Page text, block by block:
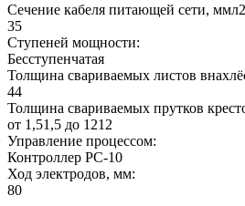
Сечение кабеля питающей сети,
35
Ступеней мощности:
Бесступенчатая
Толщина свариваемых листов
44
Толщина свариваемых прутков
от 1,51,5 до 1212
Управление процессом:
Контроллер РС-10
Ход электродов, мм:
80